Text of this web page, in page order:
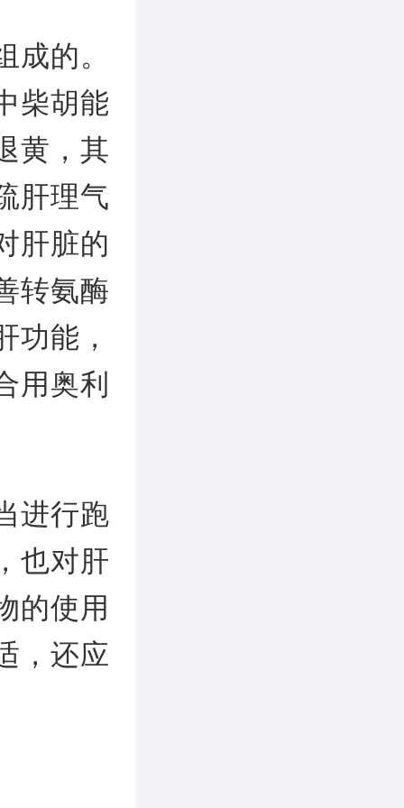
成的。
柴胡能
黄，其
肝理气
肝脏的
转氨酶
功能，
用奥利
进行跑
也对肝
的使用
，还应